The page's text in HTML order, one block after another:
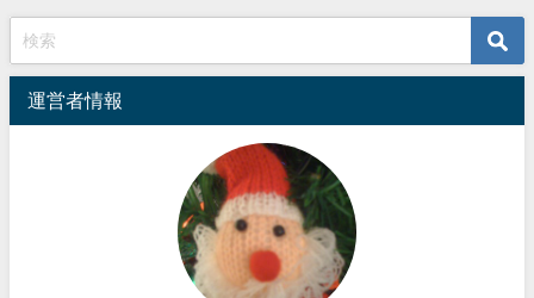
運営者情報